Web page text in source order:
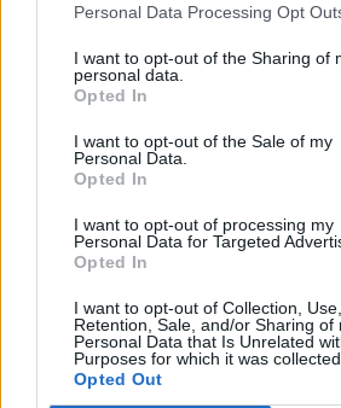
Personal Data Processing Opt
I want to opt-out of the Sharing of
personal data.
Opted In
I want to opt-out of the Sale of my
Personal Data.
Opted In
I want to opt-out of processing my
Personal Data for Targeted
Opted In
I want to opt-out of Collection, Use,
Retention, Sale, and/or Sharing of
Personal Data that Is Unrelated
Purposes for which it was collected.
Opted Out